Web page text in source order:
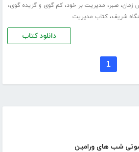
شب های ورامین
زمان،صبر، مدیریت بر خود،کم گوی و گزیده گوی،
شریف،کتاب مدیریت
دانلود کتاب
1